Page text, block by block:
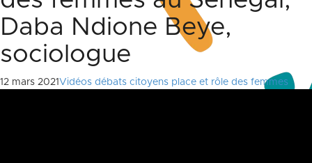
Daba Ndione Beye,
sociologue
12 mars 2021 Vidéos débats citoyens place et rôle des femmes